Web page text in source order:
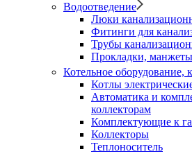
Водоотведение
Люки
Фитинги для
Трубы
Прокладки, манжеты
Котельное оборудование,
Котлы
Автоматика и
коллекторам
Комплектующие к
Коллекторы
Теплоноситель